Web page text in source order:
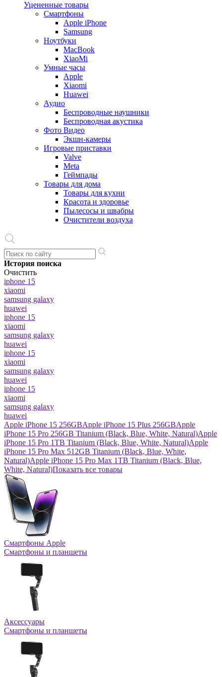
Уцененные товары
Cмартфоны
Apple iPhone
Samsung
Ноутбуки
MacBook
XiaoMi
Умные часы
Apple
Xiaomi
Huawei
Аудио
Беспроводные наушники
Беспроводная акустика
Фото Видео
Экшн-камеры
Игровые приставки
Valve
Meta
Геймпады
Товары для дома
Товары для кухни
Красота и здоровье
Пылесосы и швабры
Очистители воздуха
История поиска
Очистить
iphone 15
xiaomi
samsung galaxy
huawei
iphone 15
xiaomi
samsung galaxy
huawei
iphone 15
xiaomi
samsung galaxy
huawei
iphone 15
xiaomi
samsung galaxy
huawei
Apple iPhone 15 256GBApple iPhone 15 Plus 256GBApple
iPhone 15 Pro 256GB Titanium (Black, Blue, White, Natural)Apple
iPhone 15 Pro 1TB Titanium (Black, Blue, White, Natural)Apple
iPhone 15 Pro Max 512GB Titanium (Black, Blue, White,
Natural)Apple iPhone 15 Pro Max 1TB Titanium (Black, Blue,
White, Natural)Показать все товары
Смартфоны Apple
Смартфоны и планшеты
Аксессуары
Смартфоны и планшеты